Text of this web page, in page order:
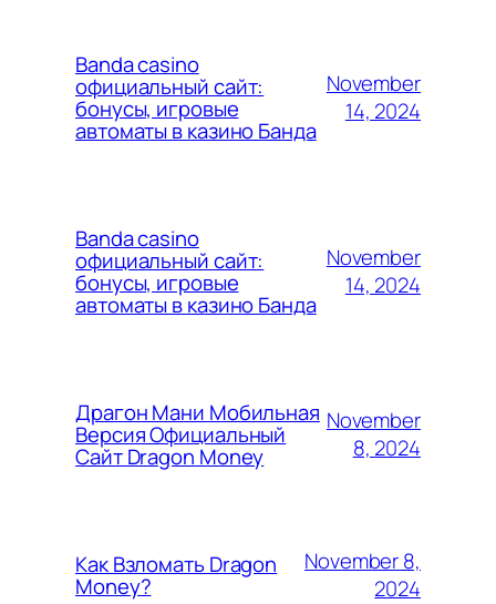
Banda casino
официальный сайт:
бонусы, игровые
автоматы в казино Банда
November
14, 2024
Banda casino
официальный сайт:
бонусы, игровые
автоматы в казино Банда
November
14, 2024
Драгон Мани Мобильная
Версия Официальный
Сайт Dragon Money
November
8, 2024
Как Взломать Dragon
Money?
November 8,
2024